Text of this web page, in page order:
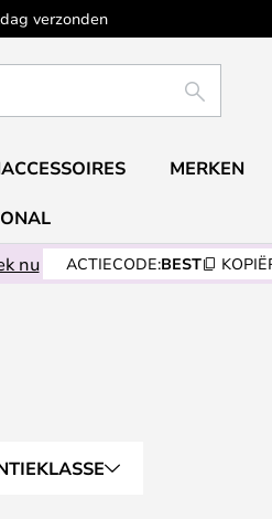
verzonden
ZOEKEN
MERKEN
nu ACTIECODE:BEST